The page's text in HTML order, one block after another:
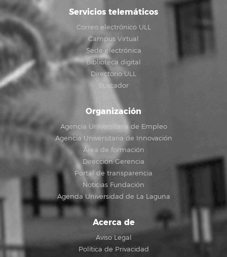
Servicios telemáticos
Correo electrónico ULL
Campus Virtual
Sede electrónica
Biblioteca digital
Directorio ULL
Buscador
Organización
Agencia Universitaria de Empleo
Agencia Universitaria de Innovación
Área de formación
Dirección Gerencia
Portal de transparencia
Noticias Fundación
Agenda Universidad de La Laguna
Acerca de
Aviso Legal
Política de Privacidad